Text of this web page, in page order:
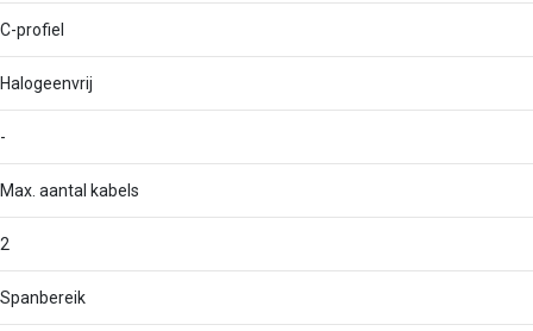
C-profiel
Halogeenvrij
-
Max. aantal kabels
2
Spanbereik